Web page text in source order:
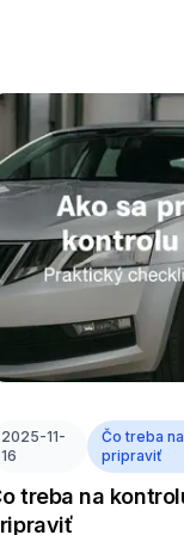
2025-11-
16
Čo treba
pripraviť
treba na